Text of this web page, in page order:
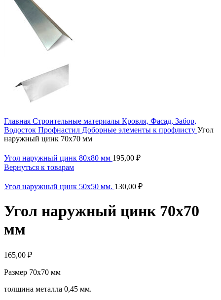
Главная Строительные материалы Кровля, Фасад, Забор,
Водосток Профнастил Доборные элементы к профлисту Угол
наружный цинк 70х70 мм
Угол наружный цинк 80х80 мм 195,00 ₽
Вернуться к товарам
Угол наружный цинк 50х50 мм. 130,00 ₽
Угол наружный цинк 70х70
мм
165,00 ₽
Размер 70х70 мм
толщина металла 0,45 мм.